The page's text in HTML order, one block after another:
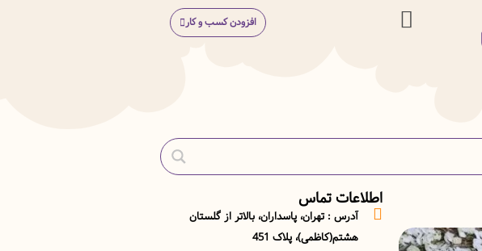
افزودن کسب و کار
اطلاعات تماس
آدرس : تهران، پاسداران، بالاتر از گلستان
هشتم(کاظمی)، پلاک 451